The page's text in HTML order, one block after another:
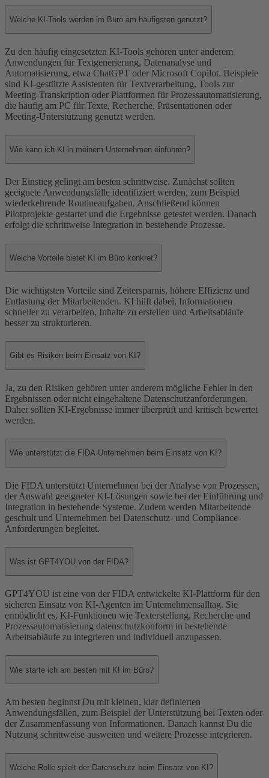
Welche KI-Tools werden im Büro am häufigsten genutzt?
Zu den häufig eingesetzten KI-Tools gehören unter anderem
Anwendungen für Textgenerierung, Datenanalyse und
Automatisierung, etwa ChatGPT oder Microsoft Copilot. Beispiele
sind KI-gestützte Assistenten für Textverarbeitung, Tools zur
Meeting-Transkription oder Plattformen für Prozessautomatisierung,
die häufig am PC für Texte, Recherche, Präsentationen oder
Meeting-Unterstützung genutzt werden.
Wie kann ich KI in meinem Unternehmen einführen?
Der Einstieg gelingt am besten schrittweise. Zunächst sollten
geeignete Anwendungsfälle identifiziert werden, zum Beispiel
wiederkehrende Routineaufgaben. Anschließend können
Pilotprojekte gestartet und die Ergebnisse getestet werden. Danach
erfolgt die schrittweise Integration in bestehende Prozesse.
Welche Vorteile bietet KI im Büro konkret?
Die wichtigsten Vorteile sind Zeitersparnis, höhere Effizienz und
Entlastung der Mitarbeitenden. KI hilft dabei, Informationen
schneller zu verarbeiten, Inhalte zu erstellen und Arbeitsabläufe
besser zu strukturieren.
Gibt es Risiken beim Einsatz von KI?
Ja, zu den Risiken gehören unter anderem mögliche Fehler in den
Ergebnissen oder nicht eingehaltene Datenschutzanforderungen.
Daher sollten KI-Ergebnisse immer überprüft und kritisch bewertet
werden.
Wie unterstützt die FIDA Unternehmen beim Einsatz von KI?
Die FIDA unterstützt Unternehmen bei der Analyse von Prozessen,
der Auswahl geeigneter KI-Lösungen sowie bei der Einführung und
Integration in bestehende Systeme. Zudem werden Mitarbeitende
geschult und Unternehmen bei Datenschutz- und Compliance-
Anforderungen begleitet.
Was ist GPT4YOU von der FIDA?
GPT4YOU ist eine von der FIDA entwickelte KI-Plattform für den
sicheren Einsatz von KI-Agenten im Unternehmensalltag. Sie
ermöglicht es, KI-Funktionen wie Texterstellung, Recherche und
Prozessautomatisierung datenschutzkonform in bestehende
Arbeitsabläufe zu integrieren und individuell anzupassen.
Wie starte ich am besten mit KI im Büro?
Am besten beginnst Du mit kleinen, klar definierten
Anwendungsfällen, zum Beispiel der Unterstützung bei Texten oder
der Zusammenfassung von Informationen. Danach kannst Du die
Nutzung schrittweise ausweiten und weitere Prozesse integrieren.
Welche Rolle spielt der Datenschutz beim Einsatz von KI?